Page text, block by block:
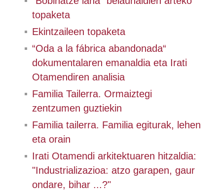
topaketa
Ekintzaileen topaketa
“Oda a la fábrica abandonada“
dokumentalaren emanaldia eta Irati
Otamendiren analisia
Familia Tailerra. Ormaiztegi
zentzumen guztiekin
Familia tailerra. Familia egiturak, lehen
eta orain
Irati Otamendi arkitektuaren hitzaldia:
"Industrializazioa: atzo garapen, gaur
ondare, bihar ...?"